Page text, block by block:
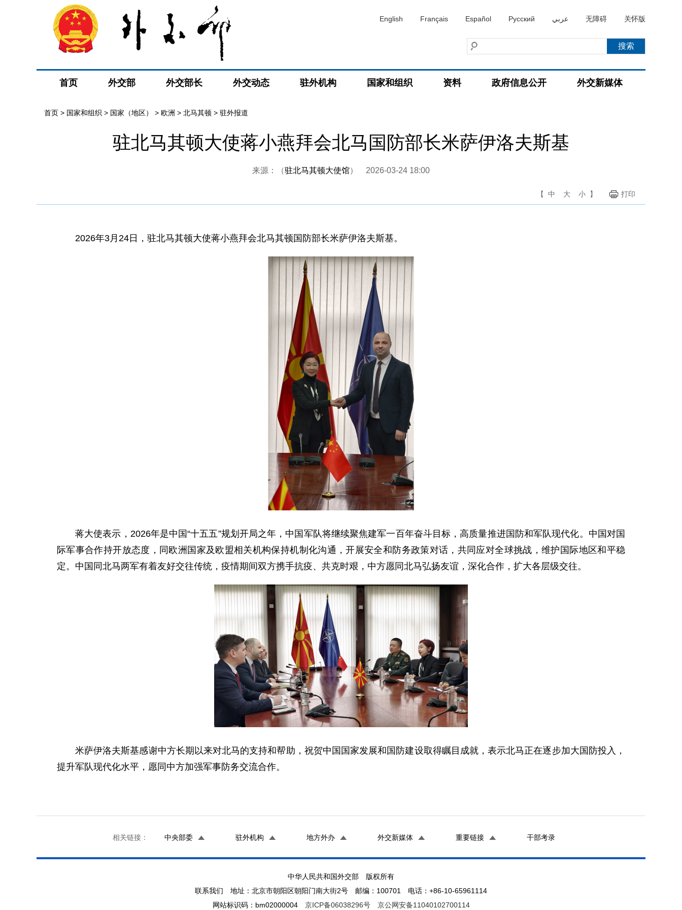
English Français Español Русский عربي 无障碍 关怀版
首页 外交部 外交部长 外交动态 驻外机构 国家和组织 资料 政府信息公开 外交新媒体
首页 > 国家和组织 > 国家（地区） > 欧洲 > 北马其顿 > 驻外报道
驻北马其顿大使蒋小燕拜会北马国防部长米萨伊洛夫斯基
来源：（驻北马其顿大使馆） 2026-03-24 18:00
【 中 大 小 】 打印
2026年3月24日，驻北马其顿大使蒋小燕拜会北马其顿国防部长米萨伊洛夫斯基。
蒋大使表示，2026年是中国“十五五”规划开局之年，中国军队将继续聚焦建军一百年奋斗目标，高质量推进国防和军队现代化。中国对国
际军事合作持开放态度，同欧洲国家及欧盟相关机构保持机制化沟通，开展安全和防务政策对话，共同应对全球挑战，维护国际地区和平稳
定。中国同北马两军有着友好交往传统，疫情期间双方携手抗疫、共克时艰，中方愿同北马弘扬友谊，深化合作，扩大各层级交往。
米萨伊洛夫斯基感谢中方长期以来对北马的支持和帮助，祝贺中国国家发展和国防建设取得瞩目成就，表示北马正在逐步加大国防投入，
提升军队现代化水平，愿同中方加强军事防务交流合作。
相关链接： 中央部委 驻外机构 地方外办 外交新媒体 重要链接 干部考录
中华人民共和国外交部 版权所有
联系我们 地址：北京市朝阳区朝阳门南大街2号 邮编：100701 电话：+86-10-65961114
网站标识码：bm02000004 京ICP备06038296号 京公网安备11040102700114